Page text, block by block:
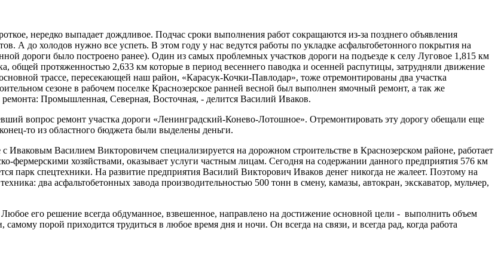
нередко выпадает дождливое. Подчас сроки выполнения работ сокращаются из-за позднего объявления
А до холодов нужно все успеть. В этом году у нас ведутся работы по укладке асфальтобетонного покрытия на
дороги было построено ранее). Один из самых проблемных участков дороги на подъезде к селу Луговое 1,815 км
общей протяженностью 2,633 км которые в период весеннего паводка и осенней распутицы, затрудняли движение
трассе, пересекающей наш район, «Карасук-Кочки-Павлодар», тоже отремонтированы два участка
сезоне в рабочем поселке Краснозерское ранней весной был выполнен ямочный ремонт, а так же
Промышленная, Северная, Восточная, - делится Василий Иваков.
вопрос ремонт участка дороги «Ленинградский-Конево-Лотошное». Отремонтировать эту дорогу обещали еще
то из областного бюджета были выделены деньги.
Иваковым Василием Викторовичем специализируется на дорожном строительстве в Краснозерском районе, работает
фермерскими хозяйствами, оказывает услуги частным лицам. Сегодня на содержании данного предприятия 576 км
парк спецтехники. На развитие предприятия Василий Викторович Иваков денег никогда не жалеет. Поэтому на
два асфальтобетонных завода производительностью 500 тонн в смену, камазы, автокран, экскаватор, мульчер,
его решение всегда обдуманное, взвешенное, направлено на достижение основной цели - выполнить объем
порой приходится трудиться в любое время дня и ночи. Он всегда на связи, и всегда рад, когда работа